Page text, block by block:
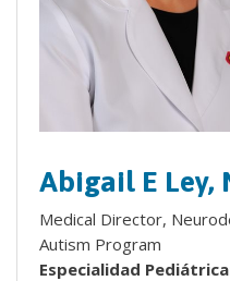
Abigail E Ley,
Medical Director,
Autism Program
Especialidad